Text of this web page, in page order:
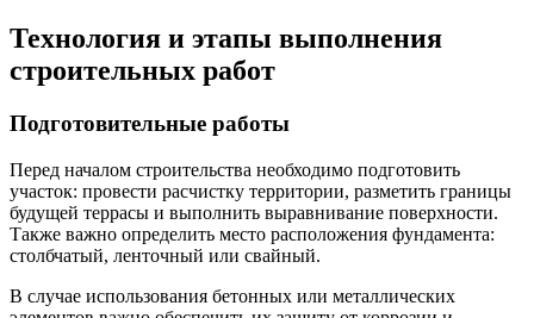
Технология и этапы выполнения
строительных работ
Подготовительные работы
Перед началом строительства необходимо подготовить
участок: провести расчистку территории, разметить границы
будущей террасы и выполнить выравнивание поверхности.
Также важно определить место расположения фундамента:
столбчатый, ленточный или свайный.
В случае использования бетонных или металлических